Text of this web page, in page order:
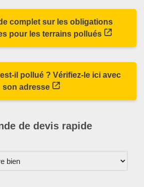
complet sur les obligations
pour les terrains pollués
il pollué ? Vérifiez-le ici avec
son adresse
de devis rapide